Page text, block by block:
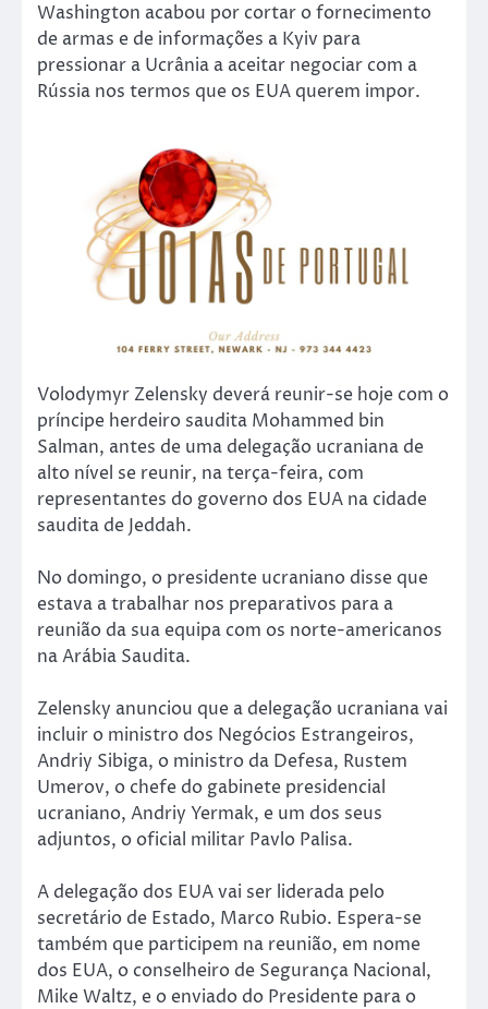
Washington acabou por cortar o fornecimento
de armas e de informações a Kyiv para
pressionar a Ucrânia a aceitar negociar com a
Rússia nos termos que os EUA querem impor.
Volodymyr Zelensky deverá reunir-se hoje com o
príncipe herdeiro saudita Mohammed bin
Salman, antes de uma delegação ucraniana de
alto nível se reunir, na terça-feira, com
representantes do governo dos EUA na cidade
saudita de Jeddah.
No domingo, o presidente ucraniano disse que
estava a trabalhar nos preparativos para a
reunião da sua equipa com os norte-americanos
na Arábia Saudita.
Zelensky anunciou que a delegação ucraniana vai
incluir o ministro dos Negócios Estrangeiros,
Andriy Sibiga, o ministro da Defesa, Rustem
Umerov, o chefe do gabinete presidencial
ucraniano, Andriy Yermak, e um dos seus
adjuntos, o oficial militar Pavlo Palisa.
A delegação dos EUA vai ser liderada pelo
secretário de Estado, Marco Rubio. Espera-se
também que participem na reunião, em nome
dos EUA, o conselheiro de Segurança Nacional,
Mike Waltz, e o enviado do Presidente para o